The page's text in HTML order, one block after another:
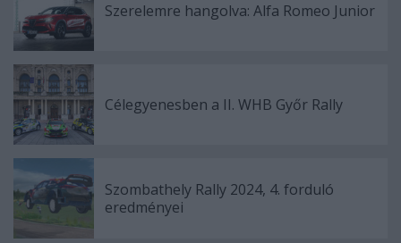
Szerelemre hangolva: Alfa Romeo Junior
Célegyenesben a II. WHB Győr Rally
Szombathely Rally 2024, 4. forduló
eredményei